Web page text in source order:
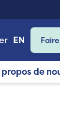
EN
de